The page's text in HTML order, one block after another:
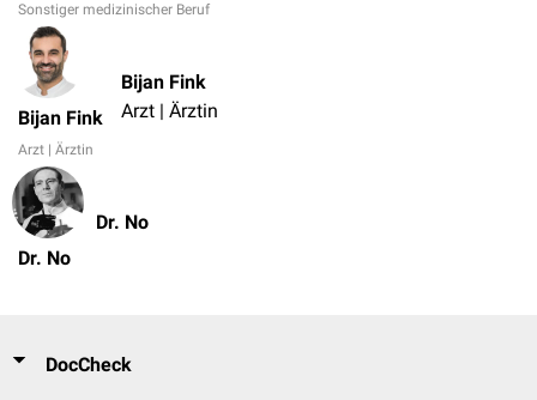
Sonstiger medizinischer Beruf
Bijan Fink
Arzt | Ärztin
Bijan Fink
Arzt | Ärztin
Dr. No
Dr. No
DocCheck